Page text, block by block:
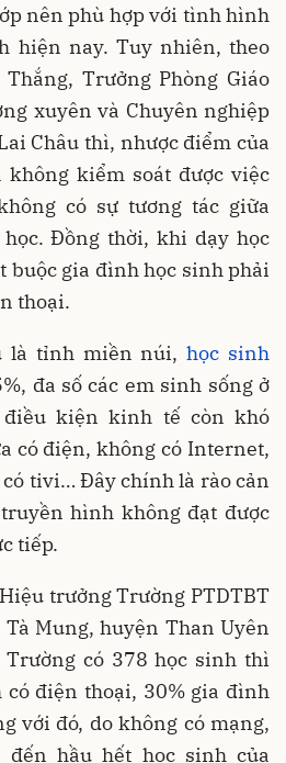
nên phù hợp với tình hình
hiện nay. Tuy nhiên, theo
Trưởng Phòng Giáo
xuyên và Chuyên nghiệp
Châu thì, nhược điểm của
kiểm soát được việc
có sự tương tác giữa
Đồng thời, khi dạy học
gia đình học sinh phải
thoại.
là tỉnh miền núi,học sinh
đa số các em sinh sống ở
kiện kinh tế còn khó
có điện, không có Internet,
tivi… Đây chính là rào cản
hình không đạt được
tiếp.
trưởng Trường PTDTBT
Tà Mung, huyện Than Uyên
Trường có 378 học sinh thì
có điện thoại, 30% gia đình
với đó, do không có mạng,
hầu hết học sinh của